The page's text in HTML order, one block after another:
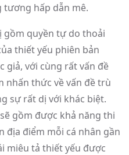
hấp dẫn mê.
gồm quyền tự do thoải
thiết yếu phiên bản
giả, với cùng rất vấn đề
nhấn thức về vấn đề trù
sự rất dị với khác biệt.
gồm được khả năng thi
điểm mỗi cá nhân gần
miêu tả thiết yếu được